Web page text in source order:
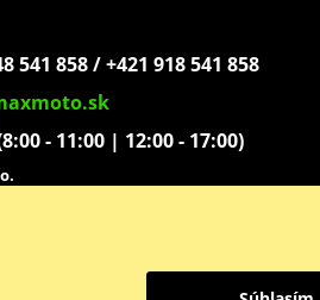
541 858 / +421 918 541 858
- 11:00 | 12:00 - 17:00)